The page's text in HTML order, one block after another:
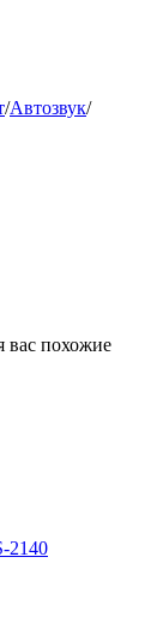
/Автозвук/
вас похожие
2140